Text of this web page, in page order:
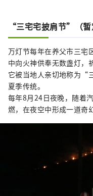
“三宅宅披肩节”（暂
万灯节每年在养父市三宅
中向火神供奉无数盏灯，
它被当地人亲切地称为“
夏季传统。
每年8月24日夜晚，随着
燃，在夜空中形成一道奇